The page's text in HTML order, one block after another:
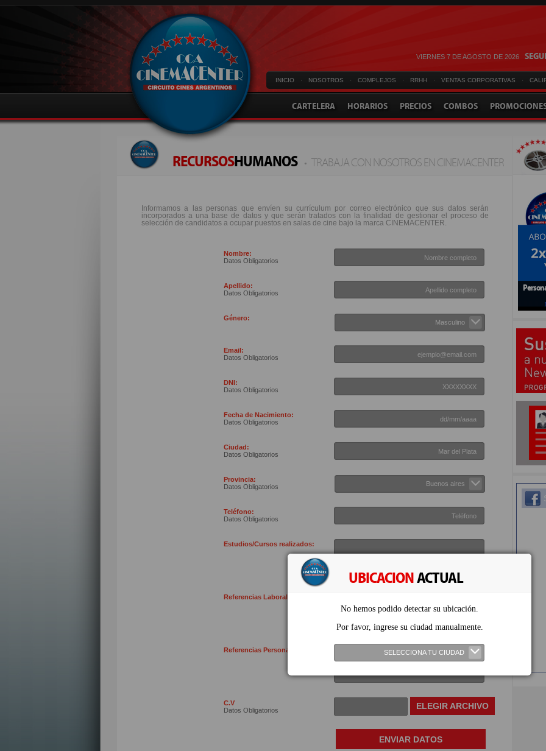
UBICACIONACTUAL
No hemos podido detectar su ubicación.
Por favor, ingrese su ciudad manualmente.
SELECCIONA TU CIUDAD
VIERNES 7 DE AGOSTO DE 2026
INICIO · NOSOTROS · COMPLEJOS · RRHH · VENTAS CORPORATIVAS ·
CARTELERA HORARIOS PRECIOS COMBOS
RECURSOSHUMANOS · TRABAJA CON NOSOTROS EN CINEMACENTER
Informamos a las personas que envíen su currículum por correo electrónico que sus datos serán
incorporados a una base de datos y que serán tratados con la finalidad de gestionar el proceso de
selección de candidatos a ocupar puestos en salas de cine bajo la marca CINEMACENTER.
Nombre:
Datos Obligatorios
Apellido:
Datos Obligatorios
Género:
Masculino
Email:
Datos Obligatorios
DNI:
Datos Obligatorios
Fecha de Nacimiento:
Datos Obligatorios
Ciudad:
Datos Obligatorios
Provincia:
Datos Obligatorios
Buenos aires
Teléfono:
Datos Obligatorios
Estudios/Cursos realizados:
Referencias Laborales:
Referencias Personales:
C.V
Datos Obligatorios
ELEGIR ARCHIVO